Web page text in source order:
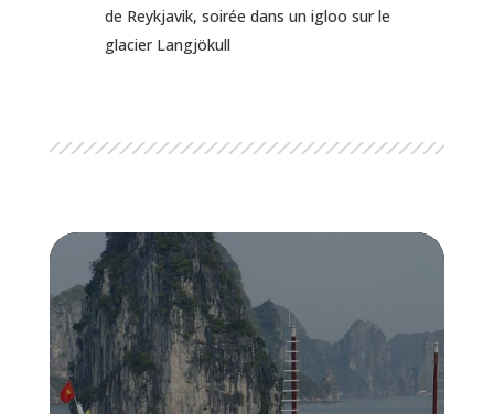
de Reykjavik, soirée dans un igloo sur le
glacier Langjökull
Vietnam